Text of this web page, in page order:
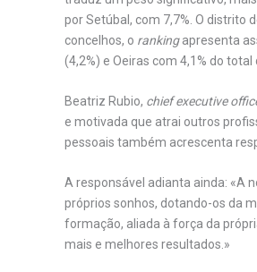
por Setúbal, com 7,7%. O distrito
concelhos, o rankingapresenta
(4,2%) e Oeiras com 4,1% do
Beatriz Rubio, chief executive
e motivada que atrai outros
pessoais também acrescenta
A responsável adianta ainda: «A
próprios sonhos, dotando-os da
formação, aliada à força da
mais e melhores resultados.»